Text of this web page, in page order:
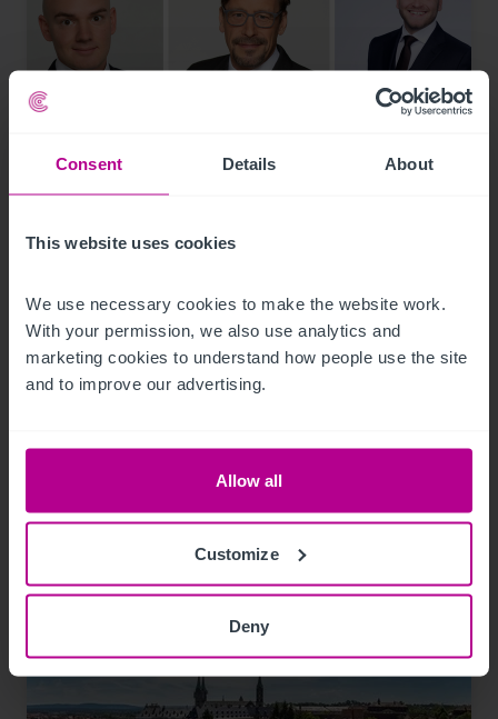
Consent Details About
This website uses cookies
We use necessary cookies to make the website work.
With your permission, we also use analytics and
marketing cookies to understand how people use the site
and to improve our advertising.
Allow all
Customize
Deny
Christie & Co verstärkt das Team in
Pressemitteilungen
Vermittlung
Turnaround und Sanierung
Investitionen und Entwicklung